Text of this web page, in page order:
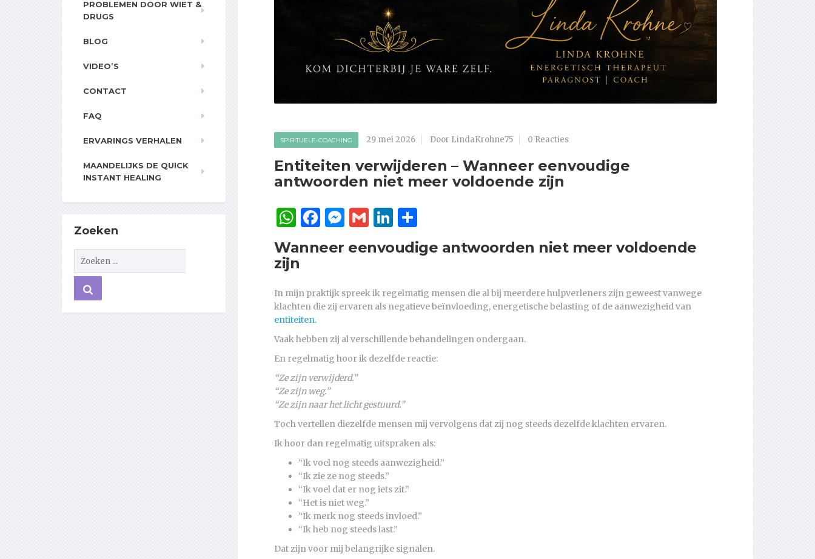
SPIRITUELE-COACHING 29 mei 2026 Door LindaKrohne75 0 Reacties
Entiteiten verwijderen – Wanneer eenvoudige
antwoorden niet meer voldoende zijn
WhatsApp
Facebook
Messenger
GmailLinkedIn
Wanneer eenvoudige antwoorden niet meer voldoende
zijn
In mijn praktijk spreek ik regelmatig mensen die al bij meerdere hulpverleners zijn geweest vanwege
klachten die zij ervaren als negatieve beïnvloeding, energetische belasting of de aanwezigheid van
entiteiten.
Vaak hebben zij al verschillende behandelingen ondergaan.
En regelmatig hoor ik dezelfde reactie:
“Ze zijn verwijderd.”
“Ze zijn weg.”
“Ze zijn naar het licht gestuurd.”
Toch vertellen diezelfde mensen mij vervolgens dat zij nog steeds dezelfde klachten ervaren.
Ik hoor dan regelmatig uitspraken als:
“Ik voel nog steeds aanwezigheid.”
“Ik zie ze nog steeds.”
“Ik voel dat er nog iets zit.”
“Het is niet weg.”
“Ik merk nog steeds invloed.”
“Ik heb nog steeds last.”
Dat zijn voor mij belangrijke signalen.
PROBLEMEN DOOR WIET &
DRUGS
BLOG
VIDEO’S
CONTACT
FAQ
ERVARINGS VERHALEN
MAANDELIJKS DE QUICK
INSTANT HEALING
Zoeken